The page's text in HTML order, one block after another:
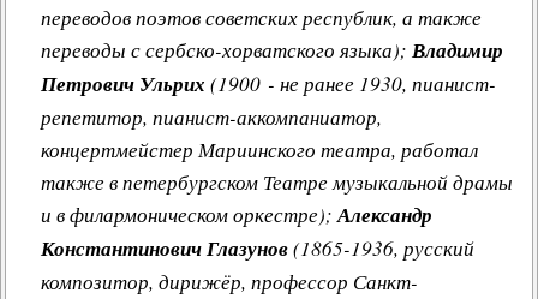
переводов поэтов советских республик, а также
переводы с сербско-хорватского языка); Владимир
Петрович Ульрих (1900 - не ранее 1930, пианист-
репетитор, пианист-аккомпаниатор,
концертмейстер Мариинского театра, работал
также в петербургском Театре музыкальной драмы
и в филармоническом оркестре);Александр
Константинович Глазунов(1865-1936, русский
композитор, дирижёр, профессор Санкт-